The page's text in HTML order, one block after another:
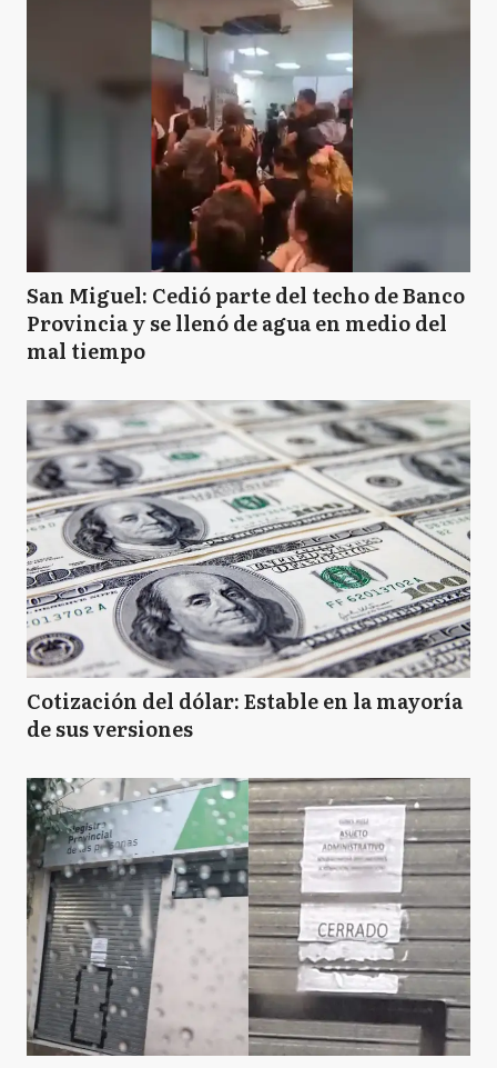
San Miguel: Cedió parte del techo de Banco
Provincia y se llenó de agua en medio del
mal tiempo
Cotización del dólar: Estable en la mayoría
de sus versiones